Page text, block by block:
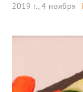
2019 г., 4 ноября